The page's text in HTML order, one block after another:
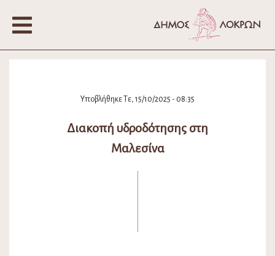
Υποβλήθηκε Τε, 15/10/2025 - 08:35
Διακοπή υδροδότησης στη
Μαλεσίνα